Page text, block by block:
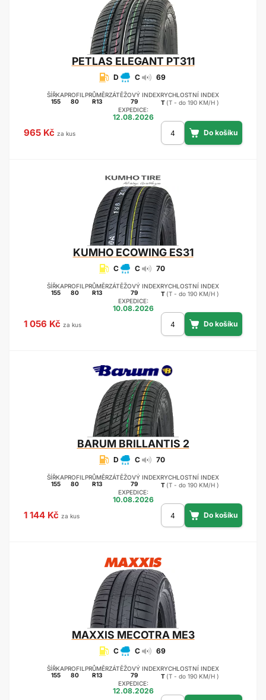
PETLAS ELEGANT PT311
D C 69
ŠÍŘKA
155
PROFIL
80
PRŮMĚR
R13
ZÁTĚŽOVÝ INDEX
79
RYCHLOSTNÍ INDEX
T (T - do 190 KM/H )
EXPEDICE:
12.08.2026
965 Kč za kus
KUMHOECOWING ES31
C C 70
ŠÍŘKA
155
PROFIL
80
PRŮMĚR
R13
ZÁTĚŽOVÝ INDEX
79
RYCHLOSTNÍ INDEX
T (T - do 190 KM/H )
EXPEDICE:
10.08.2026
1 056 Kč za kus
BARUMBRILLANTIS 2
D C 70
ŠÍŘKA
155
PROFIL
80
PRŮMĚR
R13
ZÁTĚŽOVÝ INDEX
79
RYCHLOSTNÍ INDEX
T (T - do 190 KM/H )
EXPEDICE:
10.08.2026
1 144 Kč za kus
MAXXIS MECOTRA ME3
C C 69
ŠÍŘKA
155
PROFIL
80
PRŮMĚR
R13
ZÁTĚŽOVÝ INDEX
79
RYCHLOSTNÍ INDEX
T (T - do 190 KM/H )
EXPEDICE:
12.08.2026